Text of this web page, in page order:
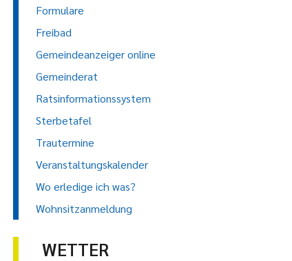
Formulare
Freibad
Gemeindeanzeiger online
Gemeinderat
Ratsinformationssystem
Sterbetafel
Trautermine
Veranstaltungskalender
Wo erledige ich was?
Wohnsitzanmeldung
WETTER